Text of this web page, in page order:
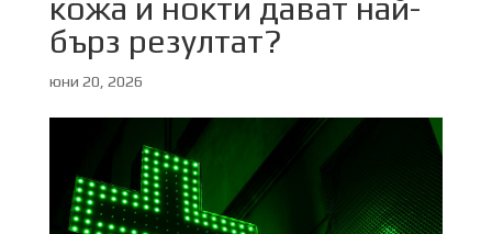
кожа и нокти дават най-
бърз резултат?
юни 20, 2026